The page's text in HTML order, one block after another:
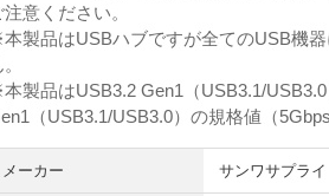
注意ください。
製品はUSBハブですが全てのUSB機
製品はUSB3.2 Gen1（USB3.1/
（USB3.1/USB3.0）の規格値（
メーカー サンワサプライ